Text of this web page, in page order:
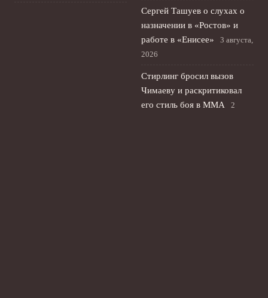
Сергей Ташуев о слухах о
назначении в «Ростов» и
работе в «Енисее»
3 августа,
2026
Стирлинг бросил вызов
Чимаеву и раскритиковал
его стиль боя в ММА
2